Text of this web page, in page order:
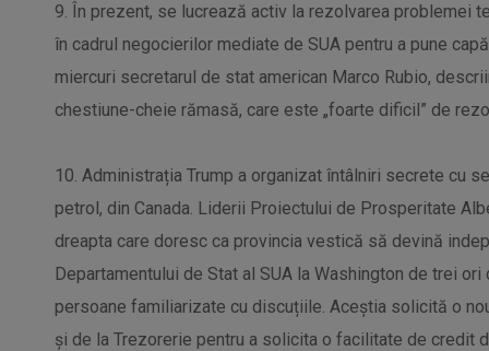
9. În prezent, se lucrează activ la rezolvarea problemei
în cadrul negocierilor mediate de SUA pentru a pune
miercuri secretarul de stat american Marco Rubio,
chestiune-cheie rămasă, care este „foarte dificil” de
10. Administrația Trump a organizat întâlniri secrete cu
petrol, din Canada. Liderii Proiectului de Prosperitate
dreapta care doresc ca provincia vestică să devină
Departamentului de Stat al SUA la Washington de trei
persoane familiarizate cu discuțiile. Aceștia solicită o
și de la Trezorerie pentru a solicita o facilitate de credit